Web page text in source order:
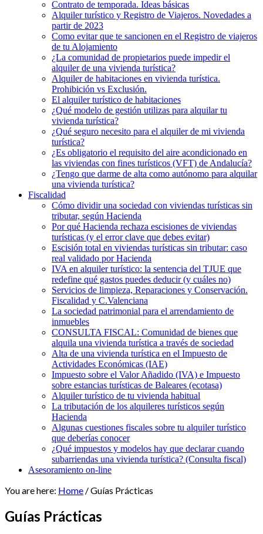
Contrato de temporada. Ideas básicas
Alquiler turístico y Registro de Viajeros. Novedades a
partir de 2023
Como evitar que te sancionen en el Registro de viajeros
de tu Alojamiento
¿La comunidad de propietarios puede impedir el
alquiler de una vivienda turística?
Alquiler de habitaciones en vivienda turística.
Prohibición vs Exclusión.
El alquiler turístico de habitaciones
¿Qué modelo de gestión utilizas para alquilar tu
vivienda turística?
¿Qué seguro necesito para el alquiler de mi vivienda
turística?
¿Es obligatorio el requisito del aire acondicionado en
las viviendas con fines turísticos (VFT) de Andalucía?
¿Tengo que darme de alta como autónomo para alquilar
una vivienda turística?
Fiscalidad
Cómo dividir una sociedad con viviendas turísticas sin
tributar, según Hacienda
Por qué Hacienda rechaza escisiones de viviendas
turísticas (y el error clave que debes evitar)
Escisión total en viviendas turísticas sin tributar: caso
real validado por Hacienda
IVA en alquiler turístico: la sentencia del TJUE que
redefine qué gastos puedes deducir (y cuáles no)
Servicios de limpieza, Reparaciones y Conservación.
Fiscalidad y C.Valenciana
La sociedad patrimonial para el arrendamiento de
inmuebles
CONSULTA FISCAL: Comunidad de bienes que
alquila una vivienda turística a través de sociedad
Alta de una vivienda turística en el Impuesto de
Actividades Económicas (IAE)
Impuesto sobre el Valor Añadido (IVA) e Impuesto
sobre estancias turísticas de Baleares (ecotasa)
Alquiler turístico de tu vivienda habitual
La tributación de los alquileres turísticos según
Hacienda
Algunas cuestiones fiscales sobre tu alquiler turístico
que deberías conocer
¿Qué impuestos y modelos hay que declarar cuando
subarriendas una vivienda turística? (Consulta fiscal)
Asesoramiento on-line
You are here: Home /Guías Prácticas
Guías Prácticas